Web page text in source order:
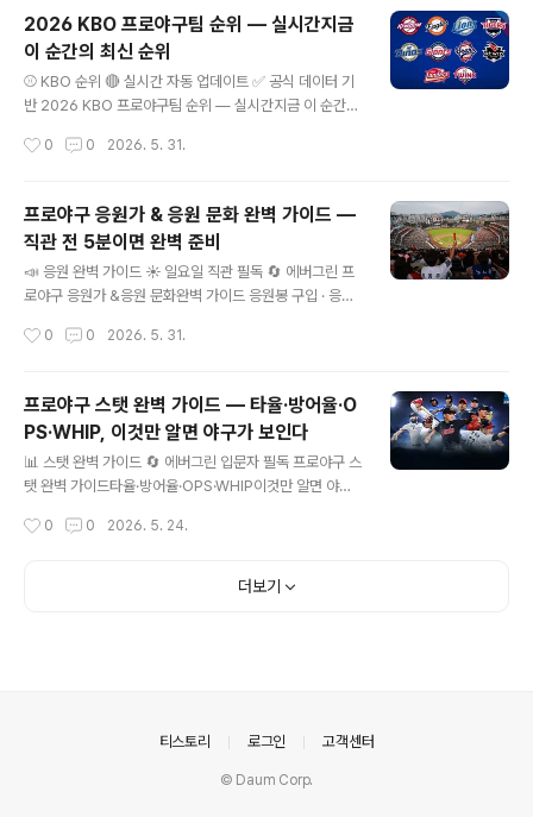
찌? 04 역대급 순위 혼전 & 키움 ..
2026 KBO 프로야구팀 순위 — 실시간지금
이 순간의 최신 순위
⚾ KBO 순위 🔴 실시간 자동 업데이트 ✅ 공식 데이터 기
반 2026 KBO 프로야구팀 순위 — 실시간지금 이 순간의
서 들어오시는 그 순간의 KBO 최신 순위가 자동으로 표시
로야구 순위, 프로야구 순위 실시간, KBO 팀 순위, 프로야
구 승률, KBO 현재 순위, 오늘 프로야구 순위 "KBO 순위
검색했더니 몇 주 전 순위가 나왔다" — 이런 블로그가 아
직도 많습니다. 이 블로그는 다릅니다. 들어오시는 그 순간
의 최신 KBO 순위가 자동으로 표시됩니다. 📊 2026 KB
0 0 2026. 5. 31.
프로야구 응원가 & 응원 문화 완벽 가이드 —
직관 전 5분이면 완벽 준비
📣 응원 완벽 가이드 ☀️ 일요일 직관 필독 🔄 에버그린 프
로야구 응원가 &응원 문화완벽 가이드 응원봉 구입 · 응원
켓 — 직관 전 5분이면 완벽 준비 ☀️ 일요일 직관 전에 이
응원 어떻게 해요?", "응원가 모르는데 괜찮을까요?" — 이
질문들이 매주 일요일 오전 KBO 검색 상위권입니다. 걱정
말고 따라오세요. 🎈응원봉입구서 구입 가능 👕유니폼없
어도 OK 🎵응원가몰라도 따라하면 됨 🍗치맥이것만 있..
0 0 2026. 5. 31.
프로야구 스탯 완벽 가이드 — 타율·방어율·O
PS·WHIP, 이것만 알면 야구가 보인다
📊 스탯 완벽 가이드 🔄 에버그린 입문자 필독 프로야구 스
탯 완벽 가이드타율·방어율·OPS·WHIP이것만 알면 야구
들 타자 스탯 · 투수 스탯 · 세이버메트릭스까지 5분이면 이
계를 볼 때마다 반복 검색됩니다. "타율이 뭐야?", "OPS
0 0 2026. 5. 24.
더보기
티스토리 로그인 고객센터
© Daum Corp.